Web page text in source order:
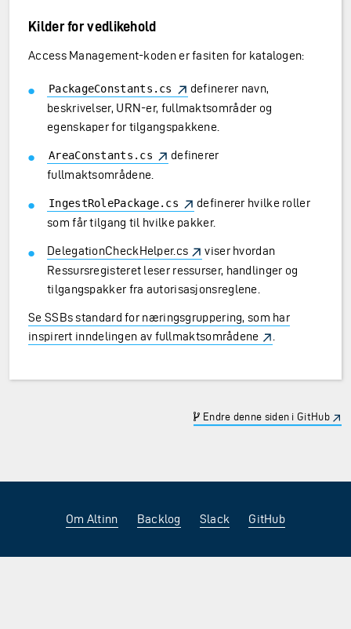
Kilder for vedlikehold
Access Management-koden er fasiten for katalogen:
PackageConstants.cs
definerer navn,
beskrivelser, URN-er, fullmaktsområder og
egenskaper for tilgangspakkene.
AreaConstants.cs
definerer
fullmaktsområdene.
IngestRolePackage.cs
definerer hvilke roller
som får tilgang til hvilke pakker.
DelegationCheckHelper.cs
viser hvordan
Ressursregisteret leser ressurser, handlinger og
tilgangspakker fra autorisasjonsreglene.
Se SSBs standard for næringsgruppering, som har
inspirert inndelingen av fullmaktsområdene
Endre denne siden i GitHub
Om Altinn Backlog Slack GitHub